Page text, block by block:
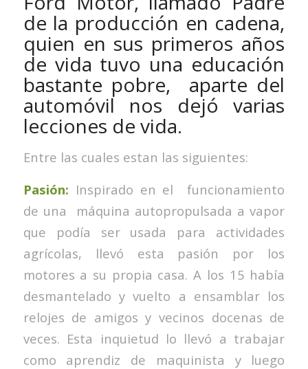
de la producción en cadena,
quien en sus primeros años
de vida tuvo una educación
bastante pobre, aparte del
automóvil nos dejó varias
lecciones de vida.
Entre las cuales estan las siguientes:
Pasión: Inspirado en el funcionamiento
de una máquina autopropulsada a vapor
que podía ser usada para actividades
agrícolas, llevó esta pasión por los
motores a su propia casa. A los 15 había
desmantelado y vuelto a ensamblar los
relojes de amigos y vecinos docenas de
veces. Esta inquietud lo llevó a trabajar
como aprendiz de maquinista y luego